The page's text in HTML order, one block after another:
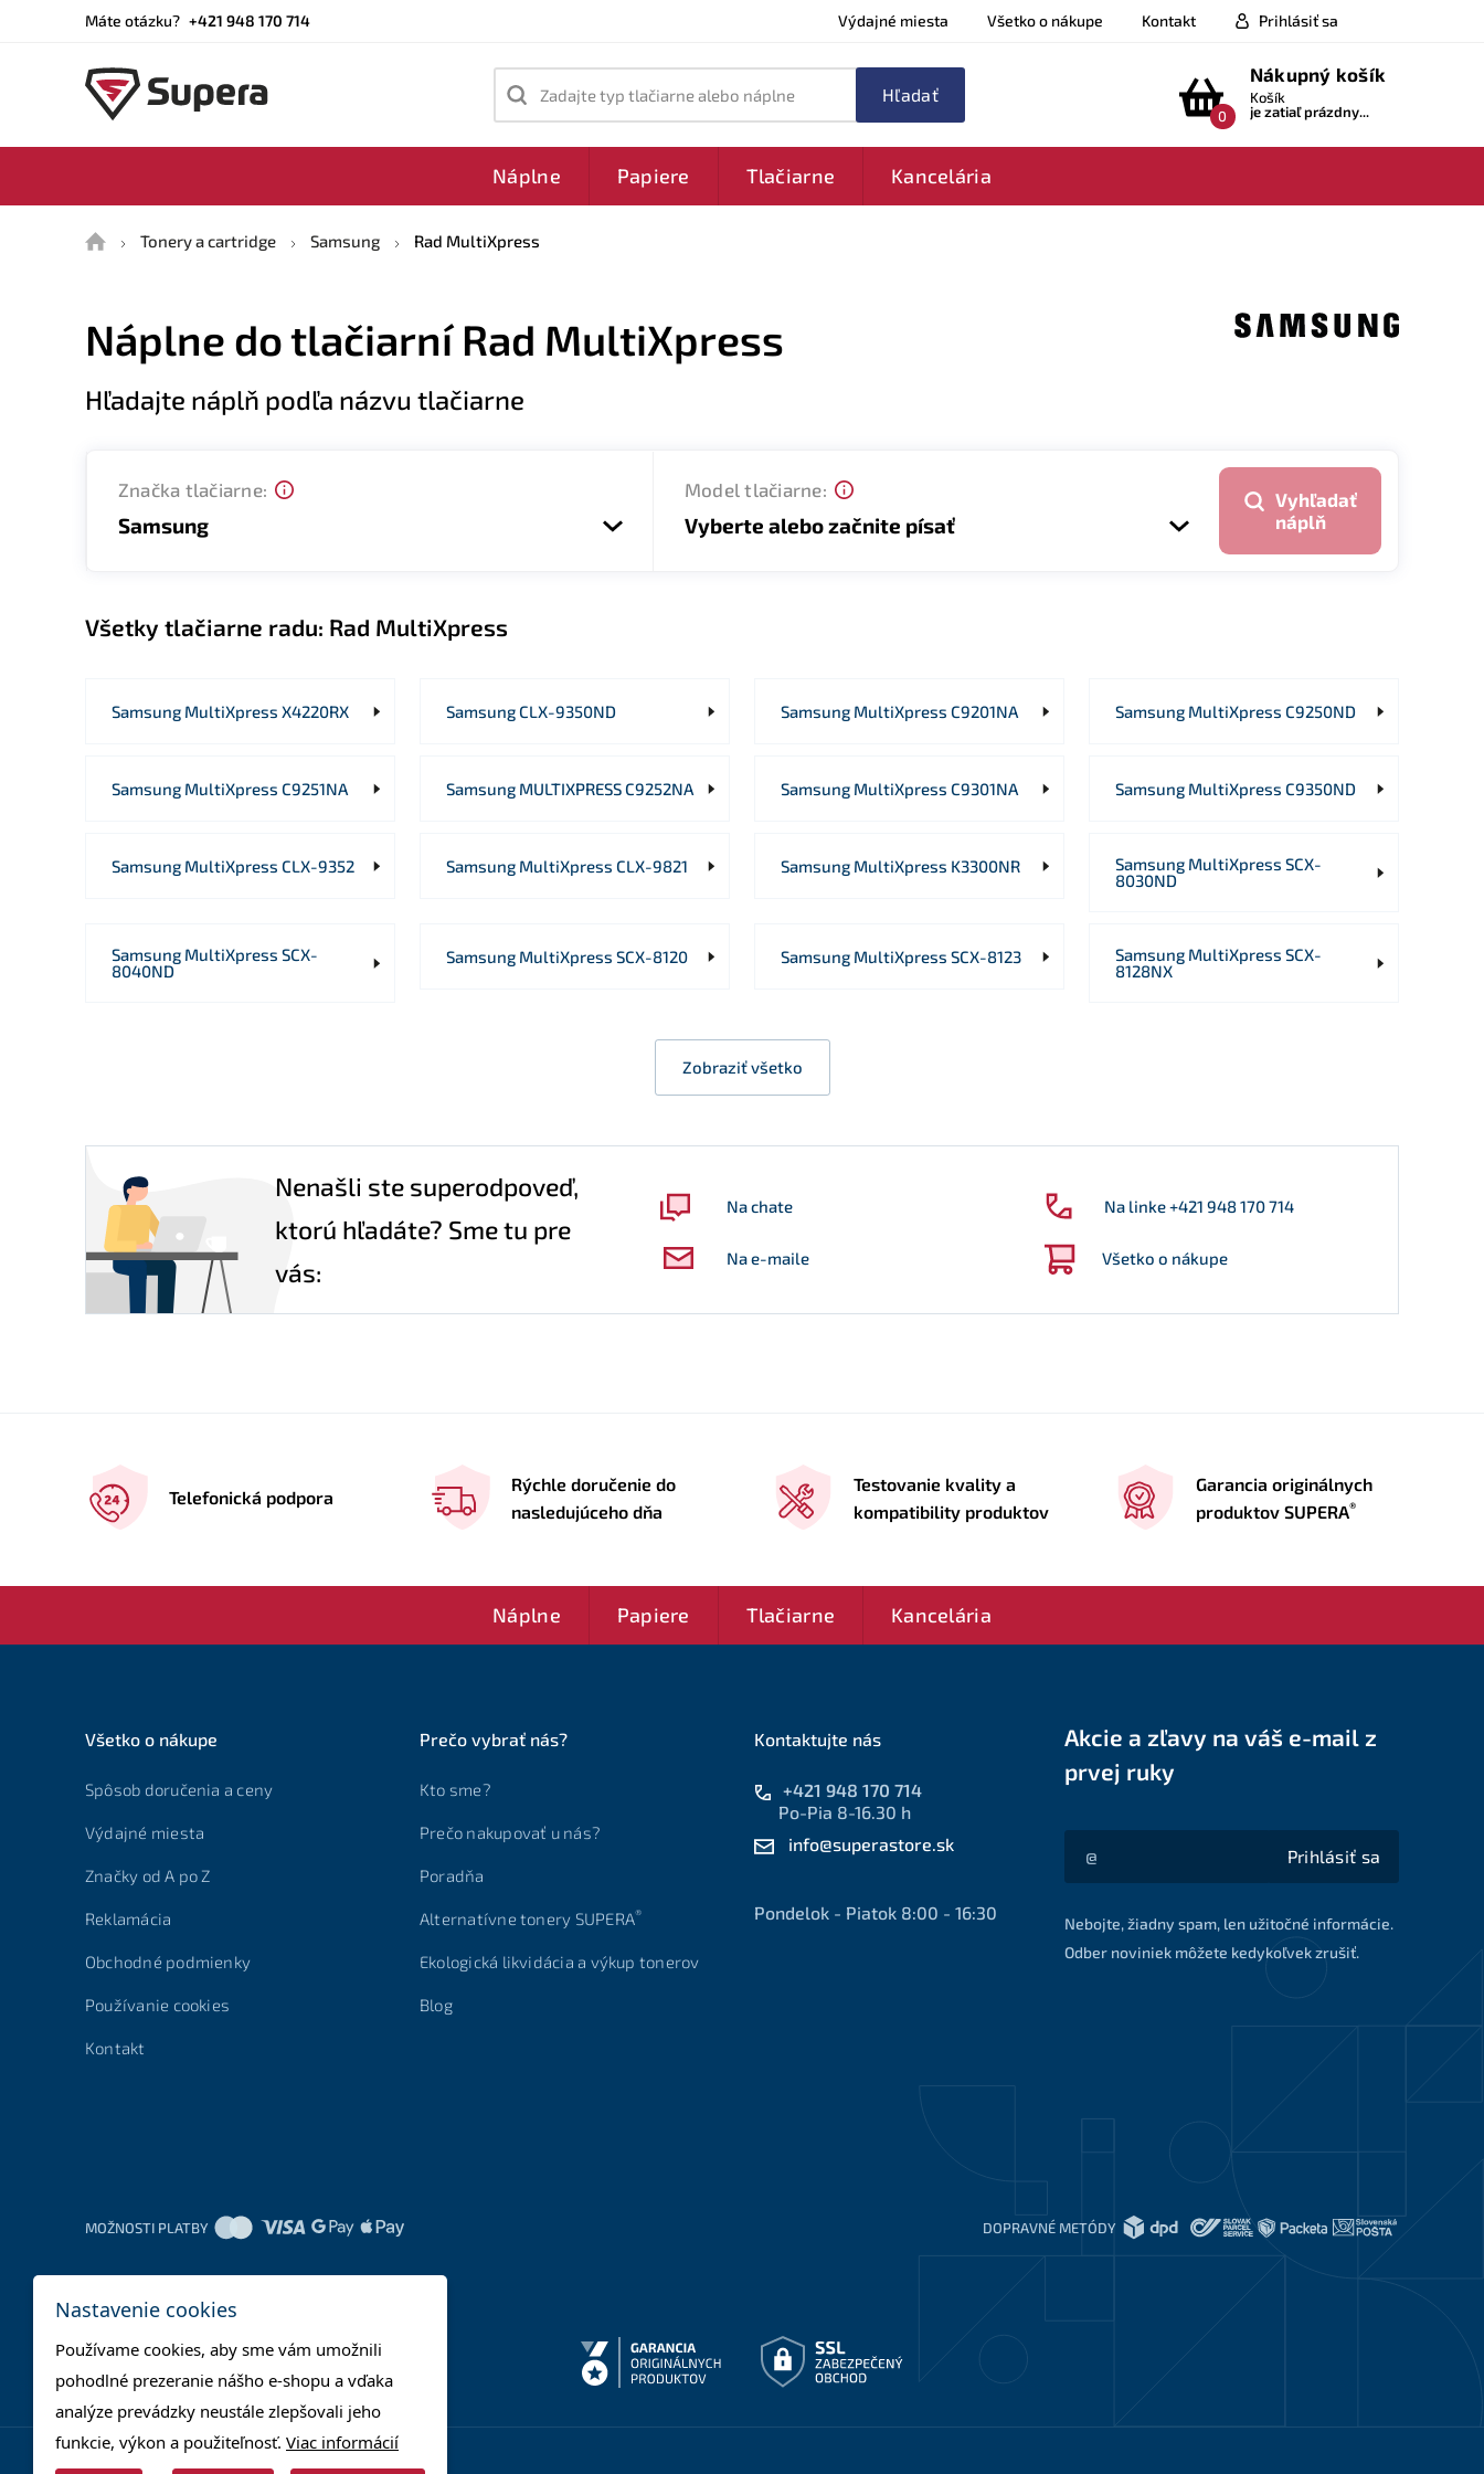
Máte otázku? +421 948 170 714 Výdajné miesta Všetko o nákupe Kontakt Prihlásiť sa
Zadajte typ tlačiarne alebo náplne
0
Nákupný košík
Košík
je zatiaľ prázdny...
Náplne Papiere Tlačiarne Kancelária
DomůTonery a cartridge Samsung Rad MultiXpress
Náplne do tlačiarní Rad MultiXpress
Hľadajte náplň podľa názvu tlačiarne
Značka tlačiarne:
Samsung
Model tlačiarne:
Vyberte alebo začnite písať
náplň
Všetky tlačiarne radu: Rad MultiXpress
Samsung MultiXpress X4220RX Samsung CLX-9350ND Samsung MultiXpress C9201NA Samsung MultiXpress C9250ND
Samsung MultiXpress C9251NA Samsung MULTIXPRESS C9252NA Samsung MultiXpress C9301NA Samsung MultiXpress C9350ND
Samsung MultiXpress CLX-9352 Samsung MultiXpress CLX-9821 Samsung MultiXpress K3300NR
Samsung MultiXpress SCX-
8030ND
Samsung MultiXpress SCX-
8040ND
Samsung MultiXpress SCX-8120 Samsung MultiXpress SCX-8123
Samsung MultiXpress SCX-
8128NX
Zobraziť všetko
Nenašli ste superodpoveď,
ktorú hľadáte? Sme tu pre
vás:
Na chate Na linke +421 948 170 714
Na e-maile Všetko o nákupe
Telefonická podpora
Rýchle doručenie do
nasledujúceho dňa
Testovanie kvality a
kompatibility produktov
Garancia originálnych
produktov SUPERA®
Náplne Papiere Tlačiarne Kancelária
Všetko o nákupe
Spôsob doručenia a ceny
Výdajné miesta
Značky od A po Z
Reklamácia
Obchodné podmienky
Používanie cookies
Kontakt
Prečo vybrať nás?
Kto sme?
Prečo nakupovať u nás?
Poradňa
Alternatívne tonery SUPERA®
Ekologická likvidácia a výkup tonerov
Blog
Kontaktujte nás
+421 948 170 714
Po-Pia 8-16.30 h
info@superastore.sk
Pondelok - Piatok 8:00 - 16:30
Akcie a zľavy na váš e-mail z
prvej ruky
Akcie a zľavy na váš e-mail z prvej ruky
Prihlásiť sa
Nebojte, žiadny spam, len užitočné informácie.
Odber noviniek môžete kedykoľvek zrušiť.
MOŽNOSTI PLATBY DOPRAVNÉ METÓDY
Nastavenie cookies
Používame cookies, aby sme vám umožnili
pohodlné prezeranie nášho e-shopu a vďaka
analýze prevádzky neustále zlepšovali jeho
funkcie, výkon a použiteľnosť. Viac informácií